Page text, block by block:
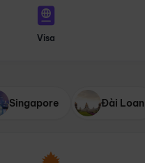
Visa
Singapore Đài Loan